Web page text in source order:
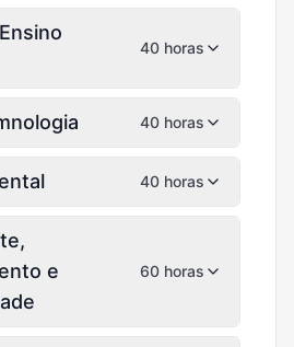
40 horas
40 horas
40 horas
e
60 horas